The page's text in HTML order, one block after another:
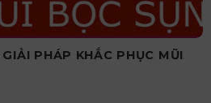
PHÁP KHẮC PHỤC MŨI